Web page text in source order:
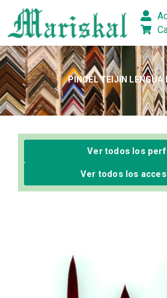
contenido
PINCEL TEIJIN LENGUA
Ver todos los
Ver todos los